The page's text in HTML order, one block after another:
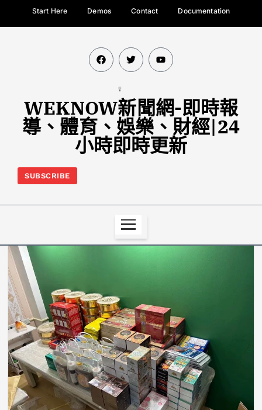
Start Here Demos Contact Documentation
WEKNOW新聞網-即時報
導、體育、娛樂、財經|24
小時即時更新
SUBSCRIBE